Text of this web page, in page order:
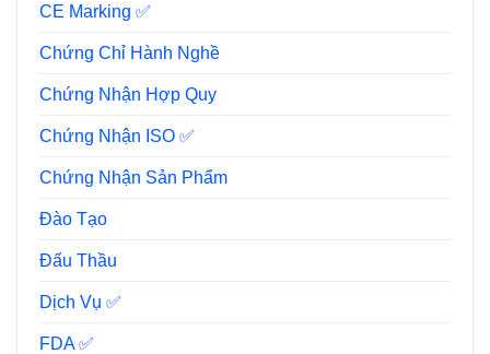
CE Marking ✅
Chứng Chỉ Hành Nghề
Chứng Nhận Hợp Quy
Chứng Nhận ISO ✅
Chứng Nhận Sản Phẩm
Đào Tạo
Đấu Thầu
Dịch Vụ ✅
FDA ✅